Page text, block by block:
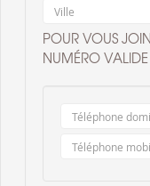
POUR VOUS
NUMÉRO VALIDE